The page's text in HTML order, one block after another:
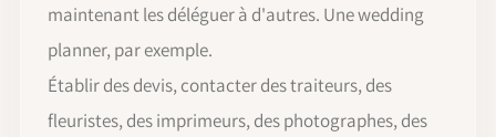
maintenant les déléguer à d'autres. Une wedding
planner, par exemple.
Établir des devis, contacter des traiteurs, des
fleuristes, des imprimeurs, des photographes, des